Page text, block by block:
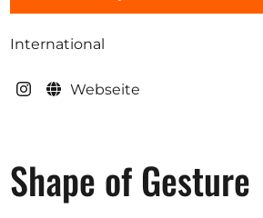
Ausschreibungen
Über uns
International
Webseite
Shape of Gesture